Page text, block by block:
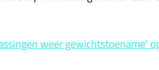
weer gewichtstoename'